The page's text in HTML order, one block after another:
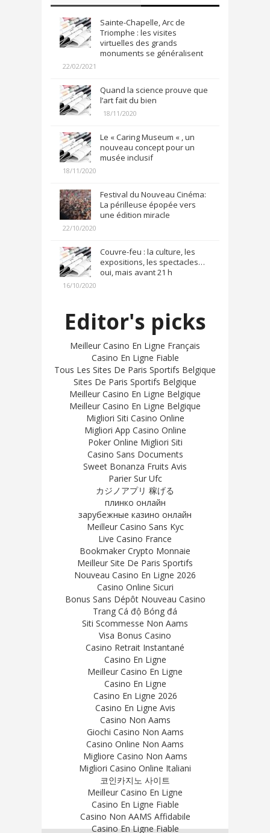
Sainte-Chapelle, Arc de
Triomphe : les visites
virtuelles des grands
monuments se généralisent
22/02/2021
Quand la science prouve que
l’art fait du bien
18/11/2020
Le « Caring Museum « , un
nouveau concept pour un
musée inclusif
18/11/2020
Festival du Nouveau Cinéma:
La périlleuse épopée vers
une édition miracle
22/10/2020
Couvre-feu : la culture, les
expositions, les spectacles…
oui, mais avant 21 h
16/10/2020
Editor's picks
Meilleur Casino En Ligne Français
Casino En Ligne Fiable
Tous Les Sites De Paris Sportifs Belgique
Sites De Paris Sportifs Belgique
Meilleur Casino En Ligne Belgique
Meilleur Casino En Ligne Belgique
Migliori Siti Casino Online
Migliori App Casino Online
Poker Online Migliori Siti
Casino Sans Documents
Sweet Bonanza Fruits Avis
Parier Sur Ufc
カジノアプリ 稼げる
плинко онлайн
зарубежные казино онлайн
Meilleur Casino Sans Kyc
Live Casino France
Bookmaker Crypto Monnaie
Meilleur Site De Paris Sportifs
Nouveau Casino En Ligne 2026
Casino Online Sicuri
Bonus Sans Dépôt Nouveau Casino
Trang Cá độ Bóng đá
Siti Scommesse Non Aams
Visa Bonus Casino
Casino Retrait Instantané
Casino En Ligne
Meilleur Casino En Ligne
Casino En Ligne
Casino En Ligne 2026
Casino En Ligne Avis
Casino Non Aams
Giochi Casino Non Aams
Casino Online Non Aams
Migliore Casino Non Aams
Migliori Casino Online Italiani
코인카지노 사이트
Meilleur Casino En Ligne
Casino En Ligne Fiable
Casino Non AAMS Affidabile
Casino En Ligne Fiable